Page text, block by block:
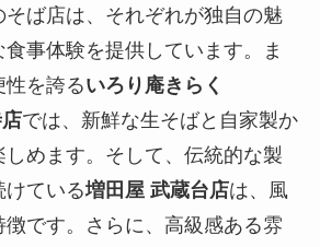
ば店は、それぞれが独自の魅
事体験を提供しています。ま
を誇るいろり庵きらく
では、新鮮な生そばと自家製か
しめます。そして、伝統的な製
ている増田屋 武蔵台店は、風
です。さらに、高級感ある雰